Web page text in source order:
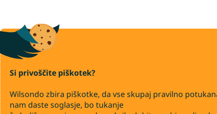
Si privoščite piškotek?
Wilsondo zbira piškotke, da vse skupaj pravilno
nam daste soglasje, bo tukanje